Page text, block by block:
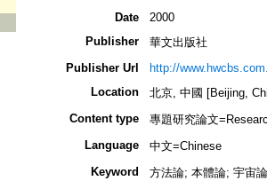
Date
2000
Publisher
華文出版社
Publisher Url
http://
Location
北京, 中國 [Beijing,
Content type
專題研究論文
Language
中文=Chinese
Keyword
方法論; 本體論; 宇宙